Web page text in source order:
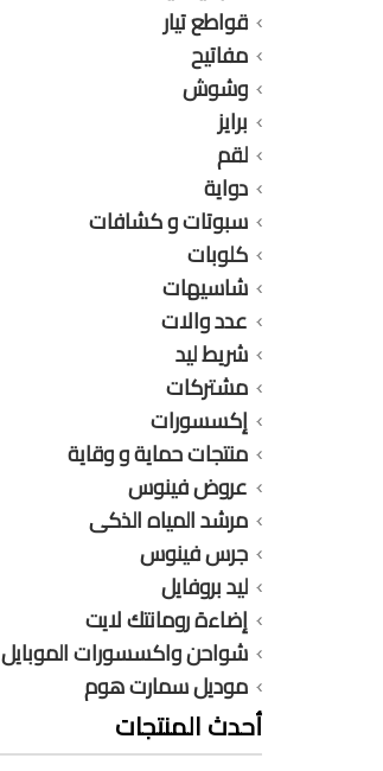
قواطع تيار
مفاتيح
وشوش
برايز
لقم
دواية
سبوتات و كشافات
كلوبات
شاسيهات
عدد والات
شريط ليد
مشتركات
إكسسورات
منتجات حماية و وقاية
عروض فينوس
مرشد المياه الذكى
جرس فينوس
ليد بروفايل
إضاءة رومانتك لايت
شواحن واكسسورات الموبايل
موديل سمارت هوم
أحدث المنتجات